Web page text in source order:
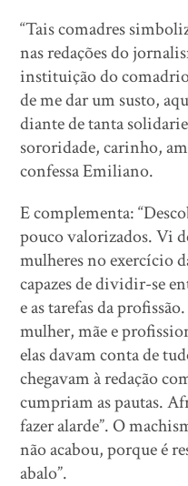
“Tais comadres
nas redações do
instituição do
de me dar um susto,
diante de tanta
sororidade, carinho,
confessa Emiliano.
E complementa:
pouco valorizados. Vi
mulheres no exercício
capazes de dividir-se
e as tarefas da
mulher, mãe e
elas davam conta de
chegavam à redação
cumpriam as pautas.
fazer alarde”. O
não acabou, porque é
abalo”.